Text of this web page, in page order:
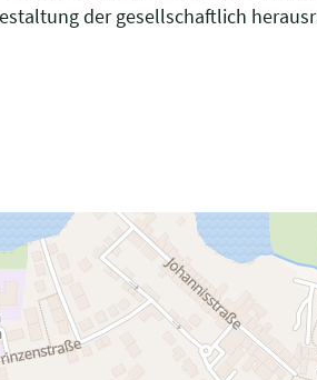
der gesellschaftlich